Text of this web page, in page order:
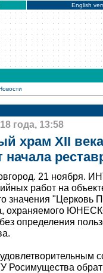
English
года, 13:58
храм XII
начала
21 ноября.
работ на
значения "Церковь
охраняемого
определения
Росимущества